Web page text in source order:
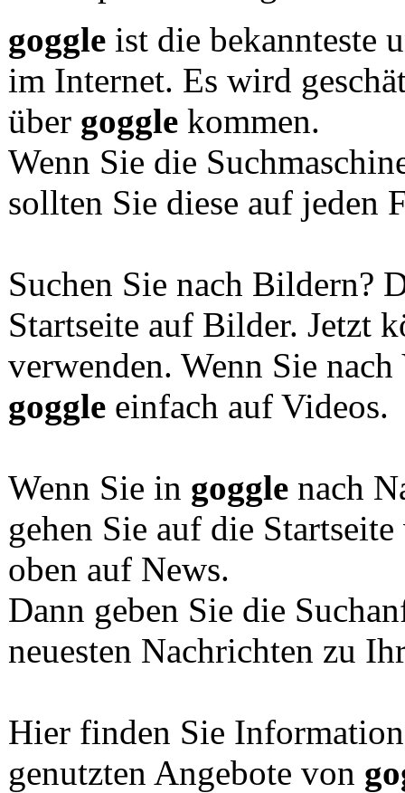
goggleist die bekannteste
im Internet. Es wird
über gogglekommen.
Wenn Sie die
sollten Sie diese auf jeden
Suchen Sie nach Bildern?
Startseite auf Bilder. Jetzt
verwenden. Wenn Sie
goggleeinfach auf Videos.
Wenn Sie in gogglenach
gehen Sie auf die
oben auf News.
Dann geben Sie die
neuesten Nachrichten zu
Hier finden Sie
genutzten Angebote von